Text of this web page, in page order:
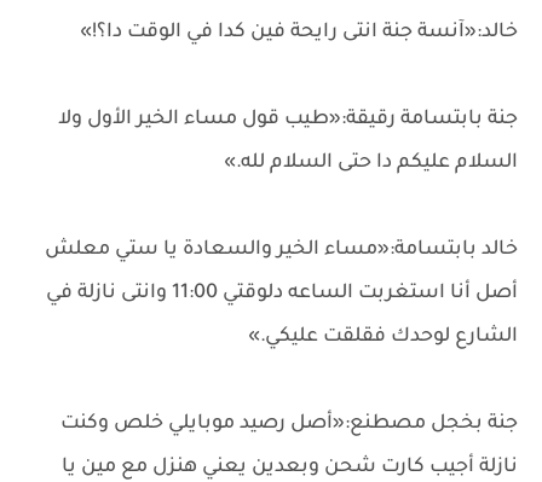
خالد:«آنسة جنة انتى رايحة فين كدا في الوقت دا؟!»
جنة بابتسامة رقيقة:«طيب قول مساء الخير الأول ولا
السلام عليكم دا حتى السلام لله.»
خالد بابتسامة:«مساء الخير والسعادة يا ستي معلش
أصل أنا استغربت الساعه دلوقتي 11:00 وانتى نازلة في
الشارع لوحدك فقلقت عليكي.»
جنة بخجل مصطنع:«أصل رصيد موبايلي خلص وكنت
نازلة أجيب كارت شحن وبعدين يعني هنزل مع مين يا